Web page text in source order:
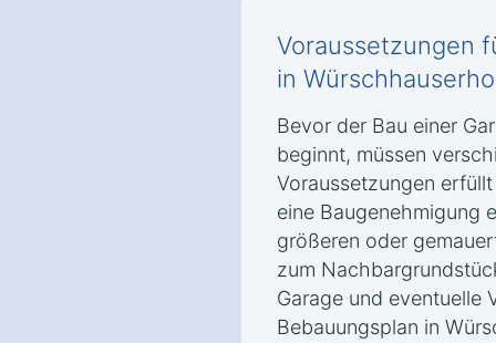
Voraussetzungen
in
Bevor der Bau einer
beginnt, müssen
Voraussetzungen
eine Baugenehmigung
größeren oder
zum
Garage und eventuelle
Bebauungsplan in